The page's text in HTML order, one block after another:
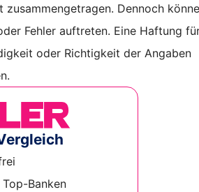
Dennoch
Fehler auftreten. Eine Haftung
oder Richtigkeit der Angaben
Banken